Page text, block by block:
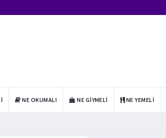
NE OKUMALI NE GIYMELI NE YEMELI